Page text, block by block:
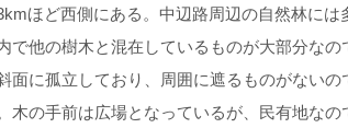
ほど西側にある。中辺路周辺の自然林に
で他の樹木と混在しているものが大部分な
面に孤立しており、周囲に遮るものがない
木の手前は広場となっているが、民有地なの